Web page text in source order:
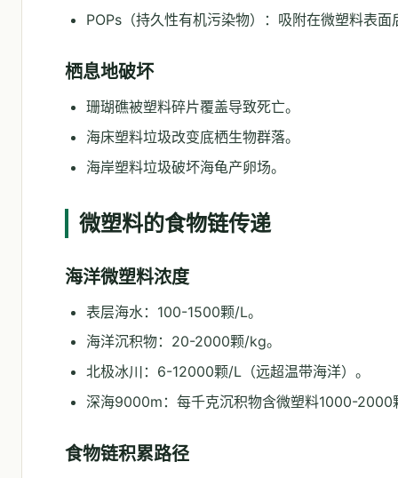
POPs（持久性有机污染物）：吸附在微塑料表面
栖息地破坏
珊瑚礁被塑料碎片覆盖导致死亡。
海床塑料垃圾改变底栖生物群落。
海岸塑料垃圾破坏海龟产卵场。
微塑料的食物链传递
海洋微塑料浓度
表层海水：100-1500颗/L。
海洋沉积物：20-2000颗/kg。
北极冰川：6-12000颗/L（远超温带海洋）。
深海9000m：每千克沉积物含微塑料1000-2000
食物链积累路径